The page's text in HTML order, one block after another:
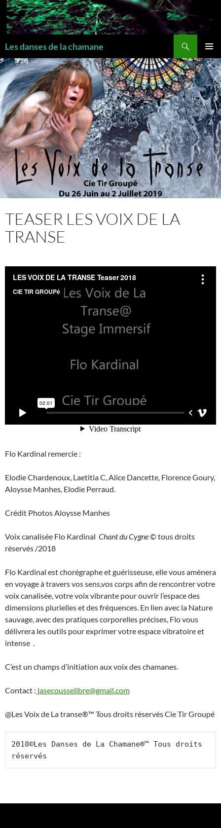
Les danses de la chamane
MENU
TEASER LES VOIX DE LA
TRANSE
Flo Kardinal remercie :
Elodie Chardenoux, Laetitia C, Alice Dancette, Florence Goury,
Aloysse Manhes, Elodie Perraud.
Crédit Photos Aloysse Manhes
Voix canalisée Flo Kardinal Chant du Cygne© tous droits
réservés /2018
Flo Kardinal est chorégraphe et guérisseuse, elle vous amènera
en voyage à travers vos sens,vos corps afin de rencontrer votre
voix canalisée, votre voix vibrante pour ouvrir l’espace des
dimensions plurielles et des fréquences. En lien avec la Nature
sauvage, avec des pratiques corporelles précises, Flo vous
délivrera les outils pour exprimer votre espace vibratoire et
intense .
C’est un champs d’initiation aux voix des chamanes.
Contact : lasecousselibre@gmail.com
@Les Voix de La transe®™ Tous droits réservés Cie Tir Groupé
2018©Les Danses de La Chamane®™ Tous droits
réservés